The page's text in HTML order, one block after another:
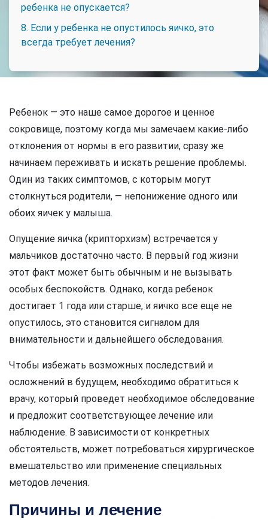
ребенка не опускается?
8. Если у ребенка не опустилось яичко, это
всегда требует лечения?
Ребенок — это наше самое дорогое и ценное
сокровище, поэтому когда мы замечаем какие-либо
отклонения от нормы в его развитии, сразу же
начинаем переживать и искать решение проблемы.
Один из таких симптомов, с которым могут
столкнуться родители, — непонижение одного или
обоих яичек у малыша.
Опущение яичка (крипторхизм) встречается у
мальчиков достаточно часто. В первый год жизни
этот факт может быть обычным и не вызывать
особых беспокойств. Однако, когда ребенок
достигает 1 года или старше, и яичко все еще не
опустилось, это становится сигналом для
внимательности и дальнейшего обследования.
Чтобы избежать возможных последствий и
осложнений в будущем, необходимо обратиться к
врачу, который проведет необходимое обследование
и предложит соответствующее лечение или
наблюдение. В зависимости от конкретных
обстоятельств, может потребоваться хирургическое
вмешательство или применение специальных
методов лечения.
Причины и лечение